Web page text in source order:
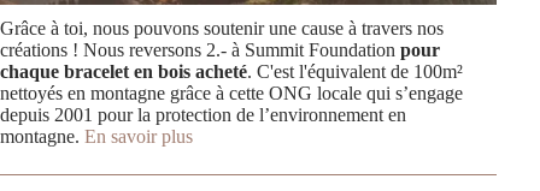
Grâce à toi, nous pouvons soutenir une cause à travers nos
créations ! Nous reversons 2.- à Summit Foundation pour
chaque bracelet en bois acheté. C'est l'équivalent de 100m²
nettoyés en montagne grâce à cette ONG locale qui s’engage
depuis 2001 pour la protection de l’environnement en
montagne. En savoir plus